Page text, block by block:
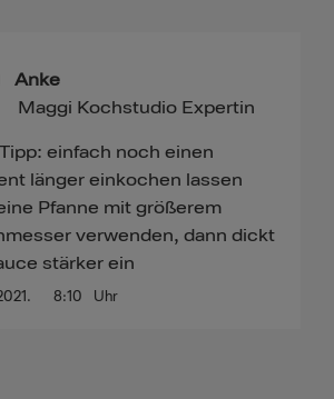
Anke
8:10 Uhr
Maggi Kochstudio Expertin
einfach noch einen
länger einkochen lassen
Pfanne mit größerem
verwenden, dann dickt
stärker ein